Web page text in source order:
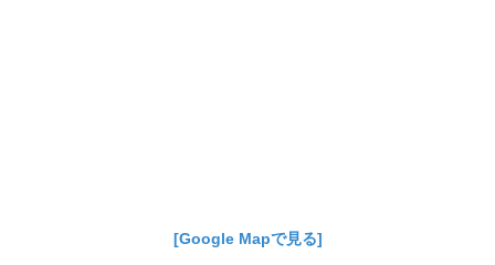
[Google Mapで見る]